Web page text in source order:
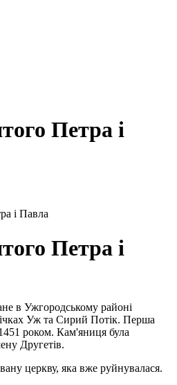
Петра і
і Павла
Петра і
в Ужгородському районі
Уж та Сирий Потік. Перша
роком. Кам'яниця була
Другетів.
церкву, яка вже руйнувалася.